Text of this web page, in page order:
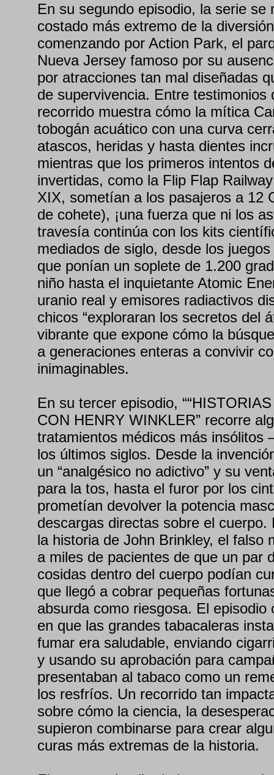
En su segundo episodio, la serie se
costado más extremo de la
comenzando por Action Park, el
Nueva Jersey famoso por su
por atracciones tan mal diseñadas
de supervivencia. Entre testimonios
recorrido muestra cómo la mítica
tobogán acuático con una curva
atascos, heridas y hasta dientes
mientras que los primeros intentos
invertidas, como la Flip Flap
XIX, sometían a los pasajeros a 12
de cohete), ¡una fuerza que ni los
travesía continúa con los kits
mediados de siglo, desde los
que ponían un soplete de 1.200
niño hasta el inquietante Atomic
uranio real y emisores radiactivos
chicos “exploraran los secretos del
vibrante que expone cómo la
a generaciones enteras a convivir
inimaginables.
En su tercer episodio,
CON HENRY WINKLER” recorre
tratamientos médicos más
los últimos siglos. Desde la
un “analgésico no adictivo” y su
para la tos, hasta el furor por los
prometían devolver la potencia
descargas directas sobre el cuerpo.
la historia de John Brinkley, el falso
a miles de pacientes de que un par
cosidas dentro del cuerpo podían
que llegó a cobrar pequeñas
absurda como riesgosa. El episodio
en que las grandes tabacaleras
fumar era saludable, enviando
y usando su aprobación para
presentaban al tabaco como un
los resfríos. Un recorrido tan
sobre cómo la ciencia, la
supieron combinarse para crear
curas más extremas de la historia.